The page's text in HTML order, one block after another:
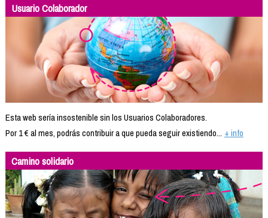
Usuario Colaborador
Esta web sería insostenible sin los Usuarios Colaboradores.
Por 1 € al mes, podrás contribuir a que pueda seguir existiendo... + info
Camino solidario